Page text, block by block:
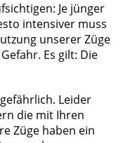
Je jünger
intensiver muss
unserer Züge
Es gilt: Die
Leider
die mit Ihren
Züge haben ein